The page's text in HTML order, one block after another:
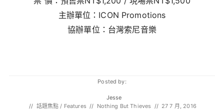
主辦單位：ICON Promotions
協辦單位：台灣索尼音樂
Posted by:
Jesse
// 話題焦點 / Features // Nothing But Thieves // 27 7 月, 2016